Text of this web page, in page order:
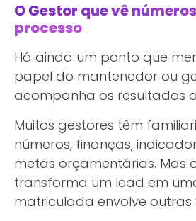
O Gestor que vê
processo
Há ainda um ponto que
papel do mantenedor ou
acompanha os resultados
Muitos gestores têm
números, finanças,
metas orçamentárias. Mas
transforma um lead em
matriculada envolve outras